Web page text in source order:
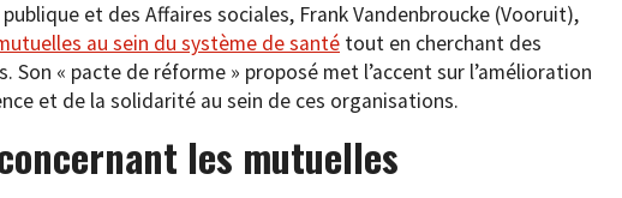
et des Affaires sociales, Frank Vandenbroucke (Vooruit),
au sein du système de santé tout en cherchant des
Son « pacte de réforme » proposé met l’accent sur l’amélioration
et de la solidarité au sein de ces organisations.
les mutuelles